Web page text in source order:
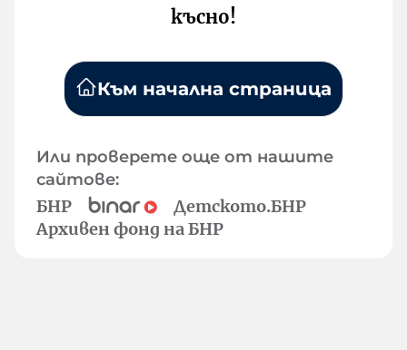
късно!
Към начална страница
Или проверете още от нашите
сайтове:
БНР
Детското.БНР
Архивен фонд на БНР